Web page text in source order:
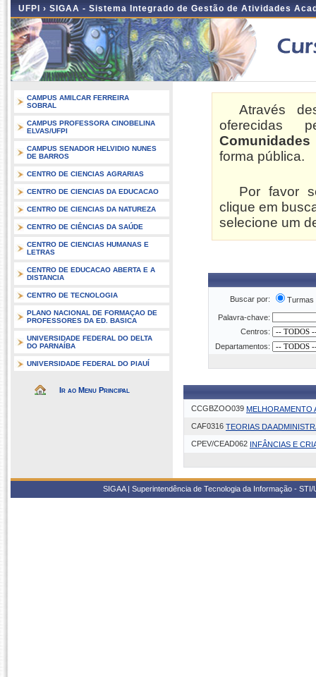
UFPI › SIGAA - Sistema Integrado de Gestão de Atividades
CAMPUS AMILCAR FERREIRA
SOBRAL
CAMPUS PROFESSORA CINOBELINA
ELVAS/UFPI
CAMPUS SENADOR HELVIDIO NUNES
DE BARROS
CENTRO DE CIENCIAS AGRARIAS
CENTRO DE CIENCIAS DA EDUCACAO
CENTRO DE CIENCIAS DA NATUREZA
CENTRO DE CIÊNCIAS DA SAÚDE
CENTRO DE CIENCIAS HUMANAS E
LETRAS
CENTRO DE EDUCACAO ABERTA E A
DISTANCIA
CENTRO DE TECNOLOGIA
PLANO NACIONAL DE FORMAÇAO DE
PROFESSORES DA ED. BASICA
UNIVERSIDADE FEDERAL DO DELTA
DO PARNAÍBA
UNIVERSIDADE FEDERAL DO PIAUÍ
Ir ao Menu Principal
Através
oferecidas
Comunidades
forma pública.
Por favor
clique em
selecione um
Buscar por: Turmas
Palavra-chave:
Centros:
Departamentos:
CCGBZOO039 MELHORAMENTO
CAF0316 TEORIAS DA
CPEV/CEAD062 INFÂNCIAS E
SIGAA | Superintendência de Tecnologia da Informação -